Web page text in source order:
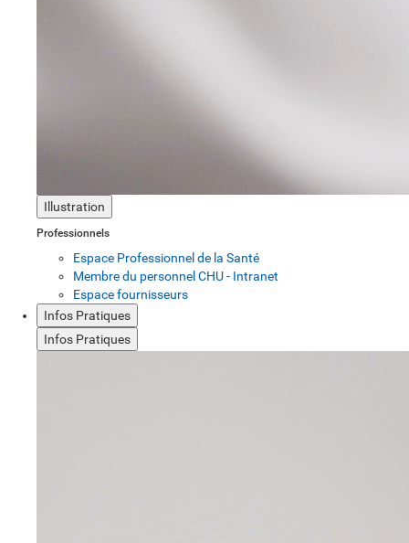
Illustration
Professionnels
Espace Professionnel de la Santé
Membre du personnel CHU - Intranet
Espace fournisseurs
Infos Pratiques
Infos Pratiques